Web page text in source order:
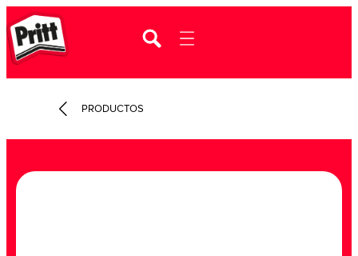
PRODUCTOS